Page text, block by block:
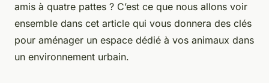
amis à quatre pattes ? C’est ce que nous allons voir
ensemble dans cet article qui vous donnera des clés
pour aménager un espace dédié à vos animaux dans
un environnement urbain.